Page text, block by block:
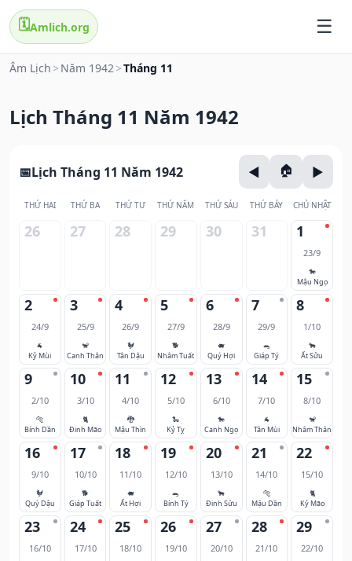
🗓️Amlich.org
Âm Lịch > Năm 1942>Tháng 11
Lịch Tháng 11 Năm 1942
Lịch Tháng 11 Năm 1942
THỨ HAI THỨ BA THỨ TƯ THỨ NĂM THỨ SÁU THỨ BẢY CHỦ NHẬT
26 27 28 29 30 31 1
23/9
🐎
Mậu Ngọ
2
24/9
🐐
Kỷ Mùi
3
25/9
🐒
Canh Thân
4
26/9
🐓
Tân Dậu
5
27/9
🐕
Nhâm Tuất
6
28/9
🐖
Quý Hợi
7
29/9
🐀
Giáp Tý
8
1/10
🐂
Ất Sửu
9
2/10
🐅
Bính Dần
10
3/10
🐈
Đinh Mão
11
4/10
🐉
Mậu Thìn
12
5/10
🐍
Kỷ Tỵ
13
6/10
🐎
Canh Ngọ
14
7/10
🐐
Tân Mùi
15
8/10
🐒
Nhâm Thân
16
9/10
🐓
Quý Dậu
17
10/10
🐕
Giáp Tuất
18
11/10
🐖
Ất Hợi
19
12/10
🐀
Bính Tý
20
13/10
🐂
Đinh Sửu
21
14/10
🐅
Mậu Dần
22
15/10
🐈
Kỷ Mão
23
16/10
24
17/10
25
18/10
26
19/10
27
20/10
28
21/10
29
22/10